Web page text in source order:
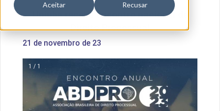
Aceitar Recusar
Uniube recebe encontro nacional de
Direito Processual
21 de novembro de 23
1 / 1